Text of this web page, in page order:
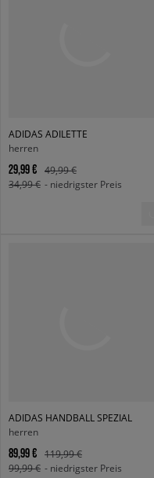
ADIDAS ADILETTE
herren
29,99 €
49,99 €
34,99 € - niedrigster Preis
ADIDAS HANDBALL SPEZIAL
herren
89,99 €
119,99 €
99,99 € - niedrigster Preis